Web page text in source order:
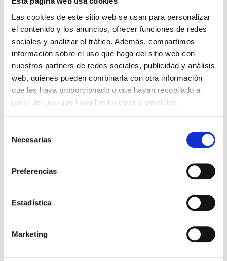
Las cookies de este sitio web se usan para personalizar
el contenido y los anuncios, ofrecer funciones de redes
sociales y analizar el tráfico. Además, compartimos
información sobre el uso que haga del sitio web con
nuestros partners de redes sociales, publicidad y análisis
web, quienes pueden combinarla con otra información
que les haya proporcionado o que hayan recopilado a
partir del uso que haya hecho de sus servicios.
Necesarias
Preferencias
Estadística
Marketing
Descubra